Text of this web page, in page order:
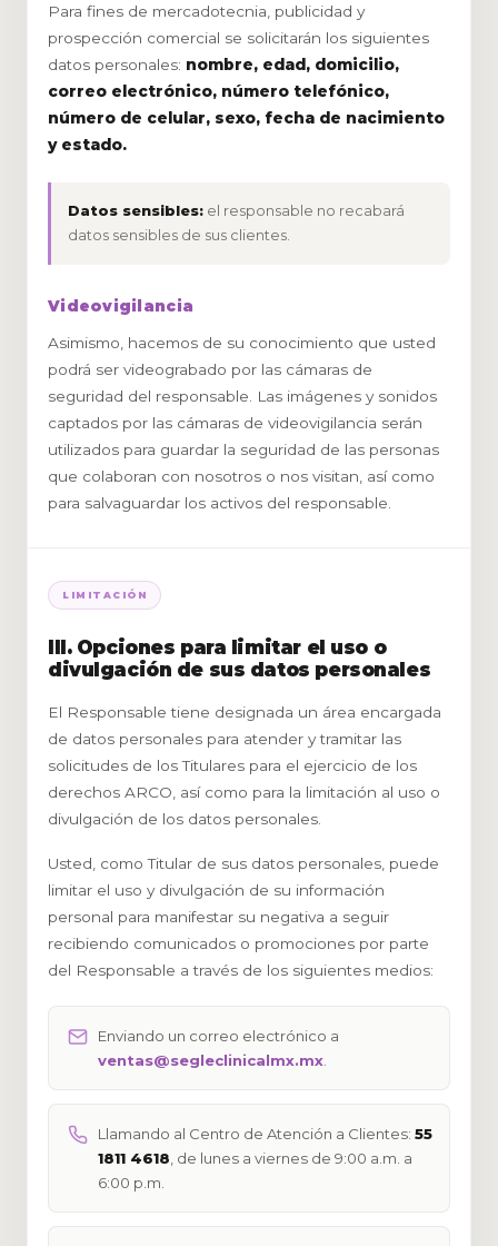
Para fines de mercadotecnia, publicidad y
prospección comercial se solicitarán los siguientes
datos personales: nombre, edad, domicilio,
correo electrónico, número telefónico,
número de celular, sexo, fecha de nacimiento
y estado.
Datos sensibles: el responsable no recabará
datos sensibles de sus clientes.
Videovigilancia
Asimismo, hacemos de su conocimiento que usted
podrá ser videograbado por las cámaras de
seguridad del responsable. Las imágenes y sonidos
captados por las cámaras de videovigilancia serán
utilizados para guardar la seguridad de las personas
que colaboran con nosotros o nos visitan, así como
para salvaguardar los activos del responsable.
LIMITACIÓN
III. Opciones para limitar el uso o
divulgación de sus datos personales
El Responsable tiene designada un área encargada
de datos personales para atender y tramitar las
solicitudes de los Titulares para el ejercicio de los
derechos ARCO, así como para la limitación al uso o
divulgación de los datos personales.
Usted, como Titular de sus datos personales, puede
limitar el uso y divulgación de su información
personal para manifestar su negativa a seguir
recibiendo comunicados o promociones por parte
del Responsable a través de los siguientes medios:
Enviando un correo electrónico a
ventas@segleclinicalmx.mx
Llamando al Centro de Atención a Clientes: 55
1811 4618 , de lunes a viernes de 9:00 a.m. a
6:00 p.m.